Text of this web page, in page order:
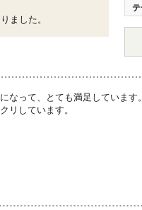
テ
ました。
なって、とても満足していま
リしています。